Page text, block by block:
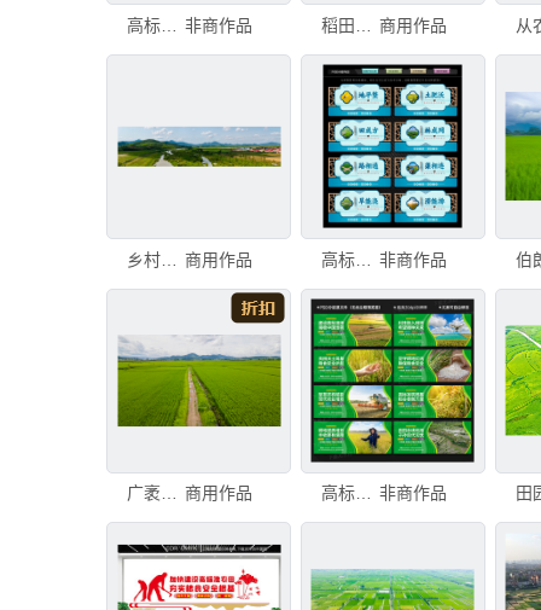
非商作品 商用作品
商用作品 高标准农田文化墙 非商作品
广袤翠绿稻田中的乡间小道 商用作品 高标准农田建设 文化墙 非商作品